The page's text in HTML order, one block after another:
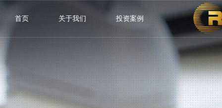
首页 关于我们 投资案例